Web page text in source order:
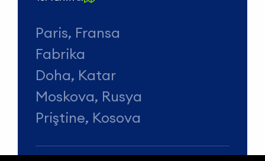
Paris, Fransa
Fabrika
Doha, Katar
Moskova, Rusya
Priştine, Kosova